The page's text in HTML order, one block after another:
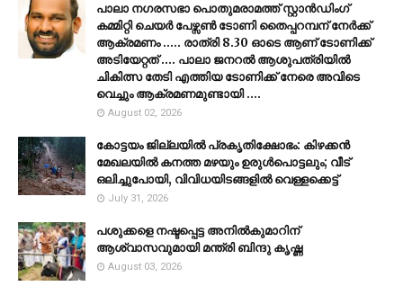
പാലാ നഗരസഭാ പൊതുമരാമത്ത് സ്റ്റാൻഡിംഗ്
കമ്മിറ്റി ചെയർ പേഴ്സൺ ടോണി തൈപ്പറമ്പന് നേർക്ക്
ആക്രമണം ..... രാത്രി 8.30 ഓടെ ആണ് ടോണിക്ക്
അടിയേറ്റത് .... പാലാ ജനറൽ ആശുപത്രിയിൽ
ചികിത്സ തേടി എത്തിയ ടോണിക്ക് നേരെ അവിടെ
വെച്ചും ആക്രമണമുണ്ടായി ....
August 02, 2026
കോട്ടയം ജില്ലയില്‍ പ്രകൃതിക്ഷോഭം: കിഴക്കന്‍
മേഖലയില്‍ കനത്ത മഴയും ഉരുള്‍പൊട്ടലും; വീട്
ഒലിച്ചുപോയി, വിവിധയിടങ്ങളില്‍ വെള്ളക്കെട്ട്
July 31, 2026
പശുക്കളെ നഷ്ടപ്പെട്ട അനിൽകുമാറിന്
ആശ്വാസവുമായി മന്ത്രി ബിന്ദു കൃഷ്ണ
August 03, 2026